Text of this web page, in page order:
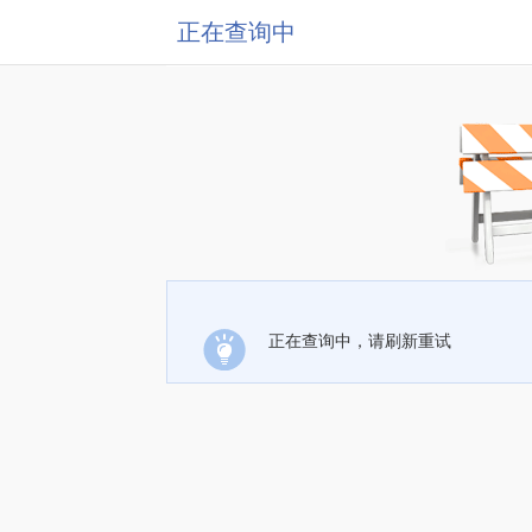
正在查询中
正在查询中，请刷新重试